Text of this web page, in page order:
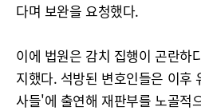
다며 보완을 요청했다.
이에 법원은 감치 집행이 곤란하
지했다. 석방된 변호인들은 이후
사들'에 출연해 재판부를 노골적